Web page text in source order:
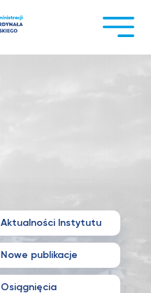
Aktualności Instytutu
Nowe publikacje
Osiągnięcia